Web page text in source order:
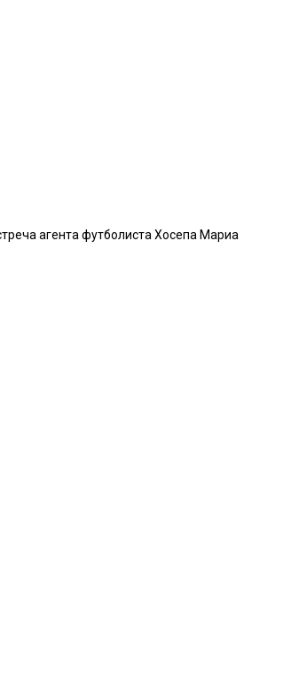
агента футболиста Хосепа Мариа